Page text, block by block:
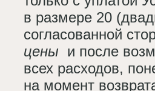
в размере 20
согласованной
цены и после
всех расходов,
на момент